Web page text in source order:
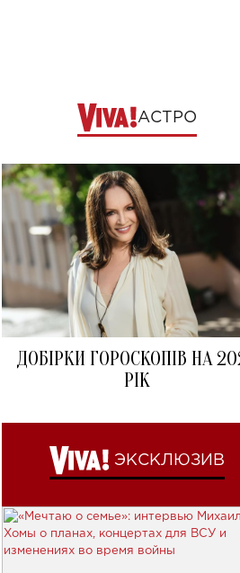
АСТРО
ДОБІРКИ ГОРОСКОПІВ НА
РІК
ЭКСКЛЮЗИВ